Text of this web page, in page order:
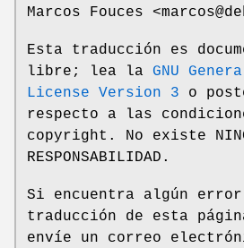
Marcos Fouces
Esta traducción es
libre; lea la GNU
License Version 3 o
respecto a las
copyright. No existe
RESPONSABILIDAD.
Si encuentra algún
traducción de esta
envíe un correo